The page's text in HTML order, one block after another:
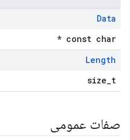
Data
const char *
Length
size_t
صفات عمومی